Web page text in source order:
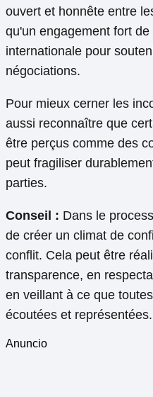
ouvert et honnête entre
qu'un engagement fort
internationale pour
négociations.
Pour mieux cerner les
aussi reconnaître que
être perçus comme des
peut fragiliser
parties.
Conseil : Dans le
de créer un climat de
conflit. Cela peut être
transparence, en
en veillant à ce que
écoutées et représentées.
Anuncio